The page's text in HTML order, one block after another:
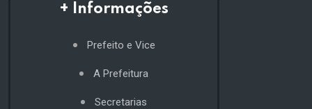
+ Informações
Prefeito e Vice
A Prefeitura
Secretarias